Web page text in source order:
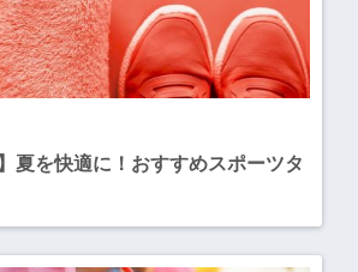
夏を快適に！おすすめスポーツタ